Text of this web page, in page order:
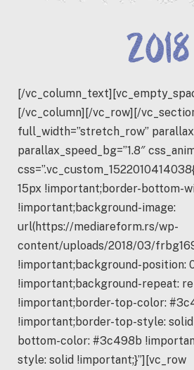
[/
[/vc_column][/vc_row][/
full_width=”stretch_row”
parallax_speed_bg=”1.8″
15px !important;border-bottom-
!important;background-image:
url(https://mediareform.rs/wp-
content/uploads/2018/03/
!important;background-position:
!important;background-repeat:
!important;border-top-color:
!important;border-top-style:
bottom-color: #3c498b
style: solid !important;}”][vc_row